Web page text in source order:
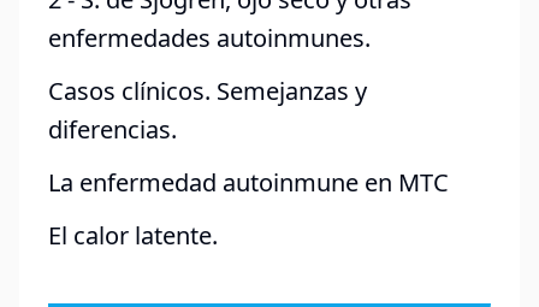
enfermedades autoinmunes.
Casos clínicos. Semejanzas y
diferencias.
La enfermedad autoinmune en MTC
El calor latente.